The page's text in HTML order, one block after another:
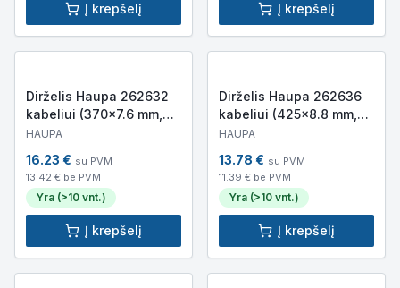
Į krepšelį Į krepšelį
Dirželis Haupa 262632
kabeliui (370×7.6 mm,
juodas, 100 vnt.)
HAUPA
16.23 € su PVM
13.42 € be PVM
Yra (>10 vnt.)
Į krepšelį
Dirželis Haupa 262636
kabeliui (425×8.8 mm,
juodas, 50 vnt.)
HAUPA
13.78 € su PVM
11.39 € be PVM
Yra (>10 vnt.)
Į krepšelį